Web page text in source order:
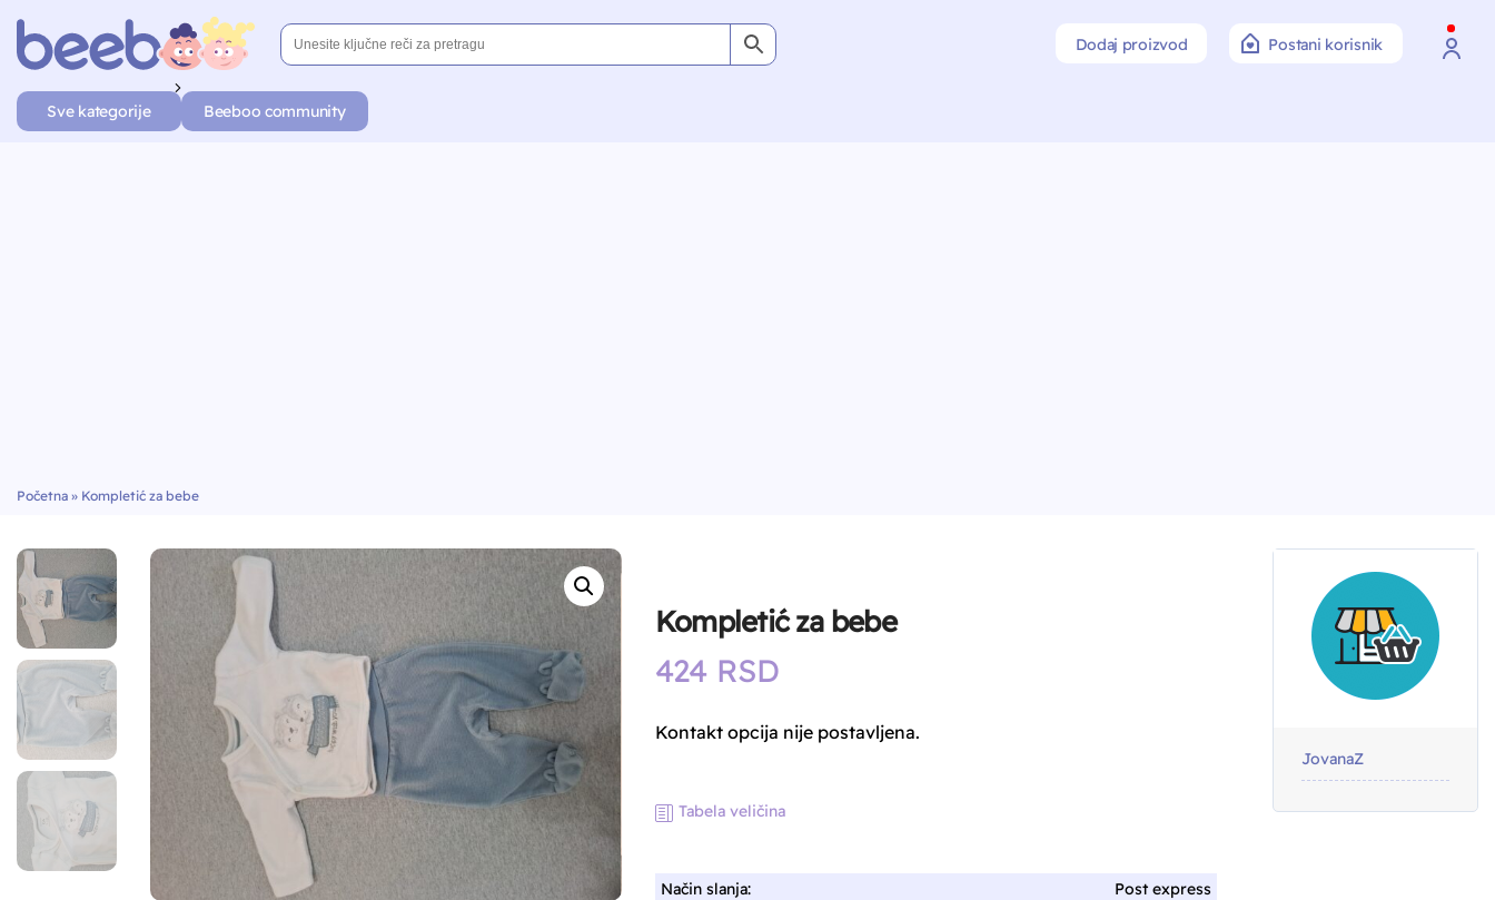
Dodaj proizvod Postani korisnik
Sve kategorije Beeboo community
Početna » Kompletić za bebe
JovanaZ
Kompletić za bebe
424 RSD
Kontakt opcija nije postavljena.
Tabela veličina
Način slanja:
Post express